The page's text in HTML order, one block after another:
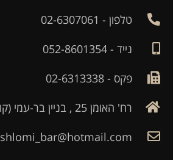
טלפון - 02-6307061
נייד - 052-8601354
פקס - 02-6313338
רח' האומן 25 , בניין בר-עמי (קומה 1), ירושלים
shlomi_bar@hotmail.com